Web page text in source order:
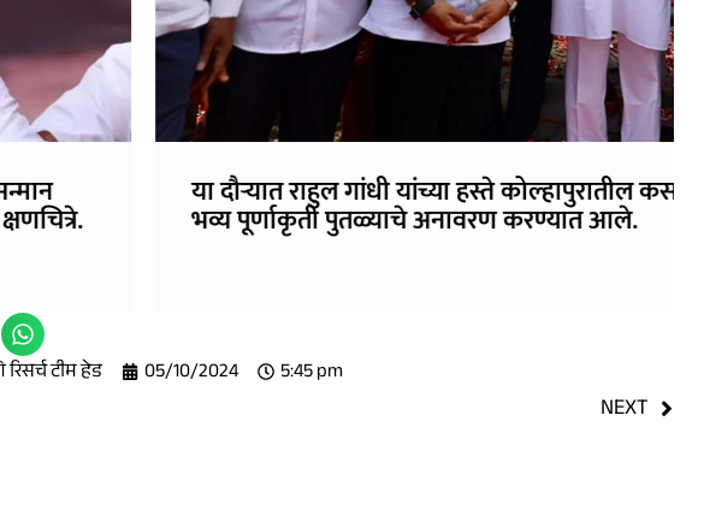
हस्ते कोल्हापुरातील कसबा बावडा येथील शिवाजी महाराजांच्या
अनावरण करण्यात आले.
टीम हेड 05/10/2024 5:45 pm
NEXT